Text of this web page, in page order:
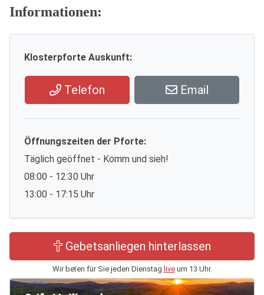
Informationen:
Klosterpforte Auskunft:
Telefon Email
Öffnungszeiten der Pforte:
Täglich geöffnet - Komm und sieh!
08:00 - 12:30 Uhr
13:00 - 17:15 Uhr
Gebetsanliegen hinterlassen
Wir beten für Sie jeden Dienstag liveum 13 Uhr.